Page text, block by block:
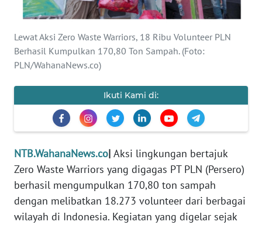
Lewat Aksi Zero Waste Warriors, 18 Ribu Volunteer PLN
Berhasil Kumpulkan 170,80 Ton Sampah. (Foto:
PLN/WahanaNews.co)
Ikuti Kami di:
NTB.WahanaNews.co| Aksi lingkungan bertajuk
Zero Waste Warriors yang digagas PT PLN (Persero)
berhasil mengumpulkan 170,80 ton sampah
dengan melibatkan 18.273 volunteer dari berbagai
wilayah di Indonesia. Kegiatan yang digelar sejak
KAMI
INFO
IKLAN
PEDOMAN
MEDIA
SIBER
REDAKSI
KARIR